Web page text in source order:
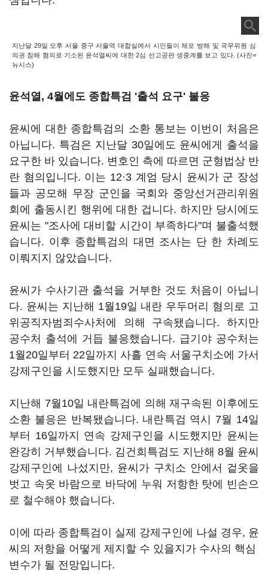
지난달 29일 오후 서울 중구 서울역 대합실에서 시민들이 체포 방해 및 국무위원 심
의권 침해 혐의로 기소된 윤석열씨에 대한 2심 선고공판 생중계를 보고 있다. (사진=
뉴시스)
윤석열, 4월에도 종합특검 '출석 요구' 불응
윤씨에 대한 종합특검의 소환 통보는 이번이 처음은
아닙니다. 특검은 지난달 30일에도 윤씨에게 출석을
요구한 바 있습니다. 변호인 측에 따르면 군형법상 반
란 혐의입니다. 이는 12·3 계엄 당시 윤씨가 군 장성
들과 공모해 무장 군인을 국회와 중앙선거관리위원
회에 출동시킨 행위에 대한 겁니다. 하지만 당시에도
윤씨는 "조사에 대비할 시간이 부족하다"며 불출석했
습니다. 이후 종합특검의 대면 조사는 단 한 차례도
이뤄지지 않았습니다.
윤씨가 수사기관 출석을 거부한 것도 처음이 아닙니
다. 윤씨는 지난해 1월19일 내란 우두머리 혐의로 고
위공직자범죄수사처에 의해 구속됐습니다. 하지만
공수처 출석에 거듭 불응했습니다. 급기야 공수처는
1월20일부터 22일까지 사흘 연속 서울구치소에 가서
강제구인을 시도했지만 모두 실패했습니다.
지난해 7월10일 내란특검에 의해 재구속된 이후에도
소환 불응은 반복됐습니다. 내란특검 역시 7월 14일
부터 16일까지 연속 강제구인을 시도했지만 윤씨는
완강히 거부했습니다. 김건희특검도 지난해 8월 윤씨
강제구인에 나섰지만, 윤씨가 구치소 안에서 겉옷을
벗고 속옷 바람으로 바닥에 누워 저항한 탓에 빈손으
로 철수해야 했습니다.
이에 따라 종합특검이 실제 강제구인에 나설 경우, 윤
씨의 저항을 어떻게 제지할 수 있을지가 수사의 핵심
변수가 될 전망입니다.